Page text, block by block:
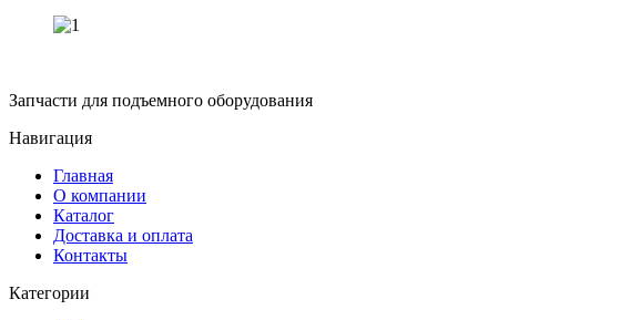
Запчасти для подъемного оборудования
Навигация
Главная
О компании
Каталог
Доставка и оплата
Контакты
Категории